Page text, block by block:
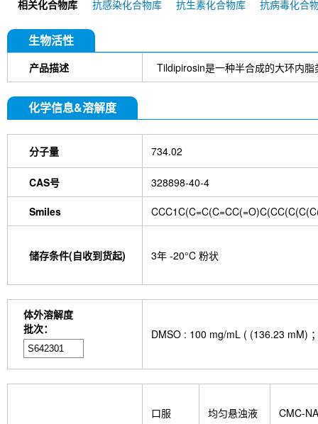
相关化合物库 抗感染化合物库 抗生素化合物库 抗病毒化合
生物活性
产品描述 Tildipirosin是一种半合成的大环内脂
化学信息&溶解度
分子量 734.02
CAS号 328898-40-4
Smiles
储存条件(自收到货起) 3年 -20°C 粉状
体外溶解度
批次：
DMSO : 100 mg/mL ( (136.23 mM)
口服 均匀悬浊液 CMC-NA